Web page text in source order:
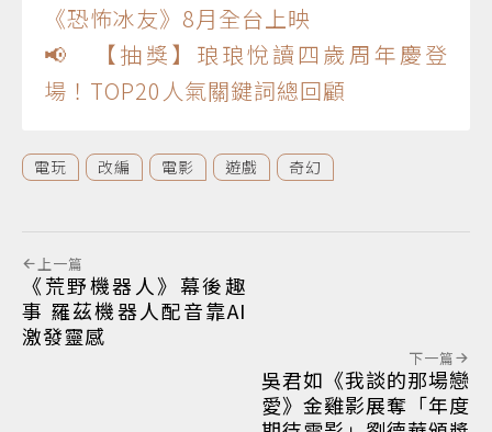
《恐怖冰友》8月全台上映
📢 【抽獎】琅琅悅讀四歲周年慶登
場！TOP20人氣關鍵詞總回顧
電玩 改編 電影 遊戲 奇幻
上一篇
《荒野機器人》幕後趣
事 羅茲機器人配音靠AI
激發靈感
下一篇
吳君如《我談的那場戀
愛》金雞影展奪「年度